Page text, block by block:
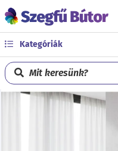
Kategóriák
Mit keresünk?